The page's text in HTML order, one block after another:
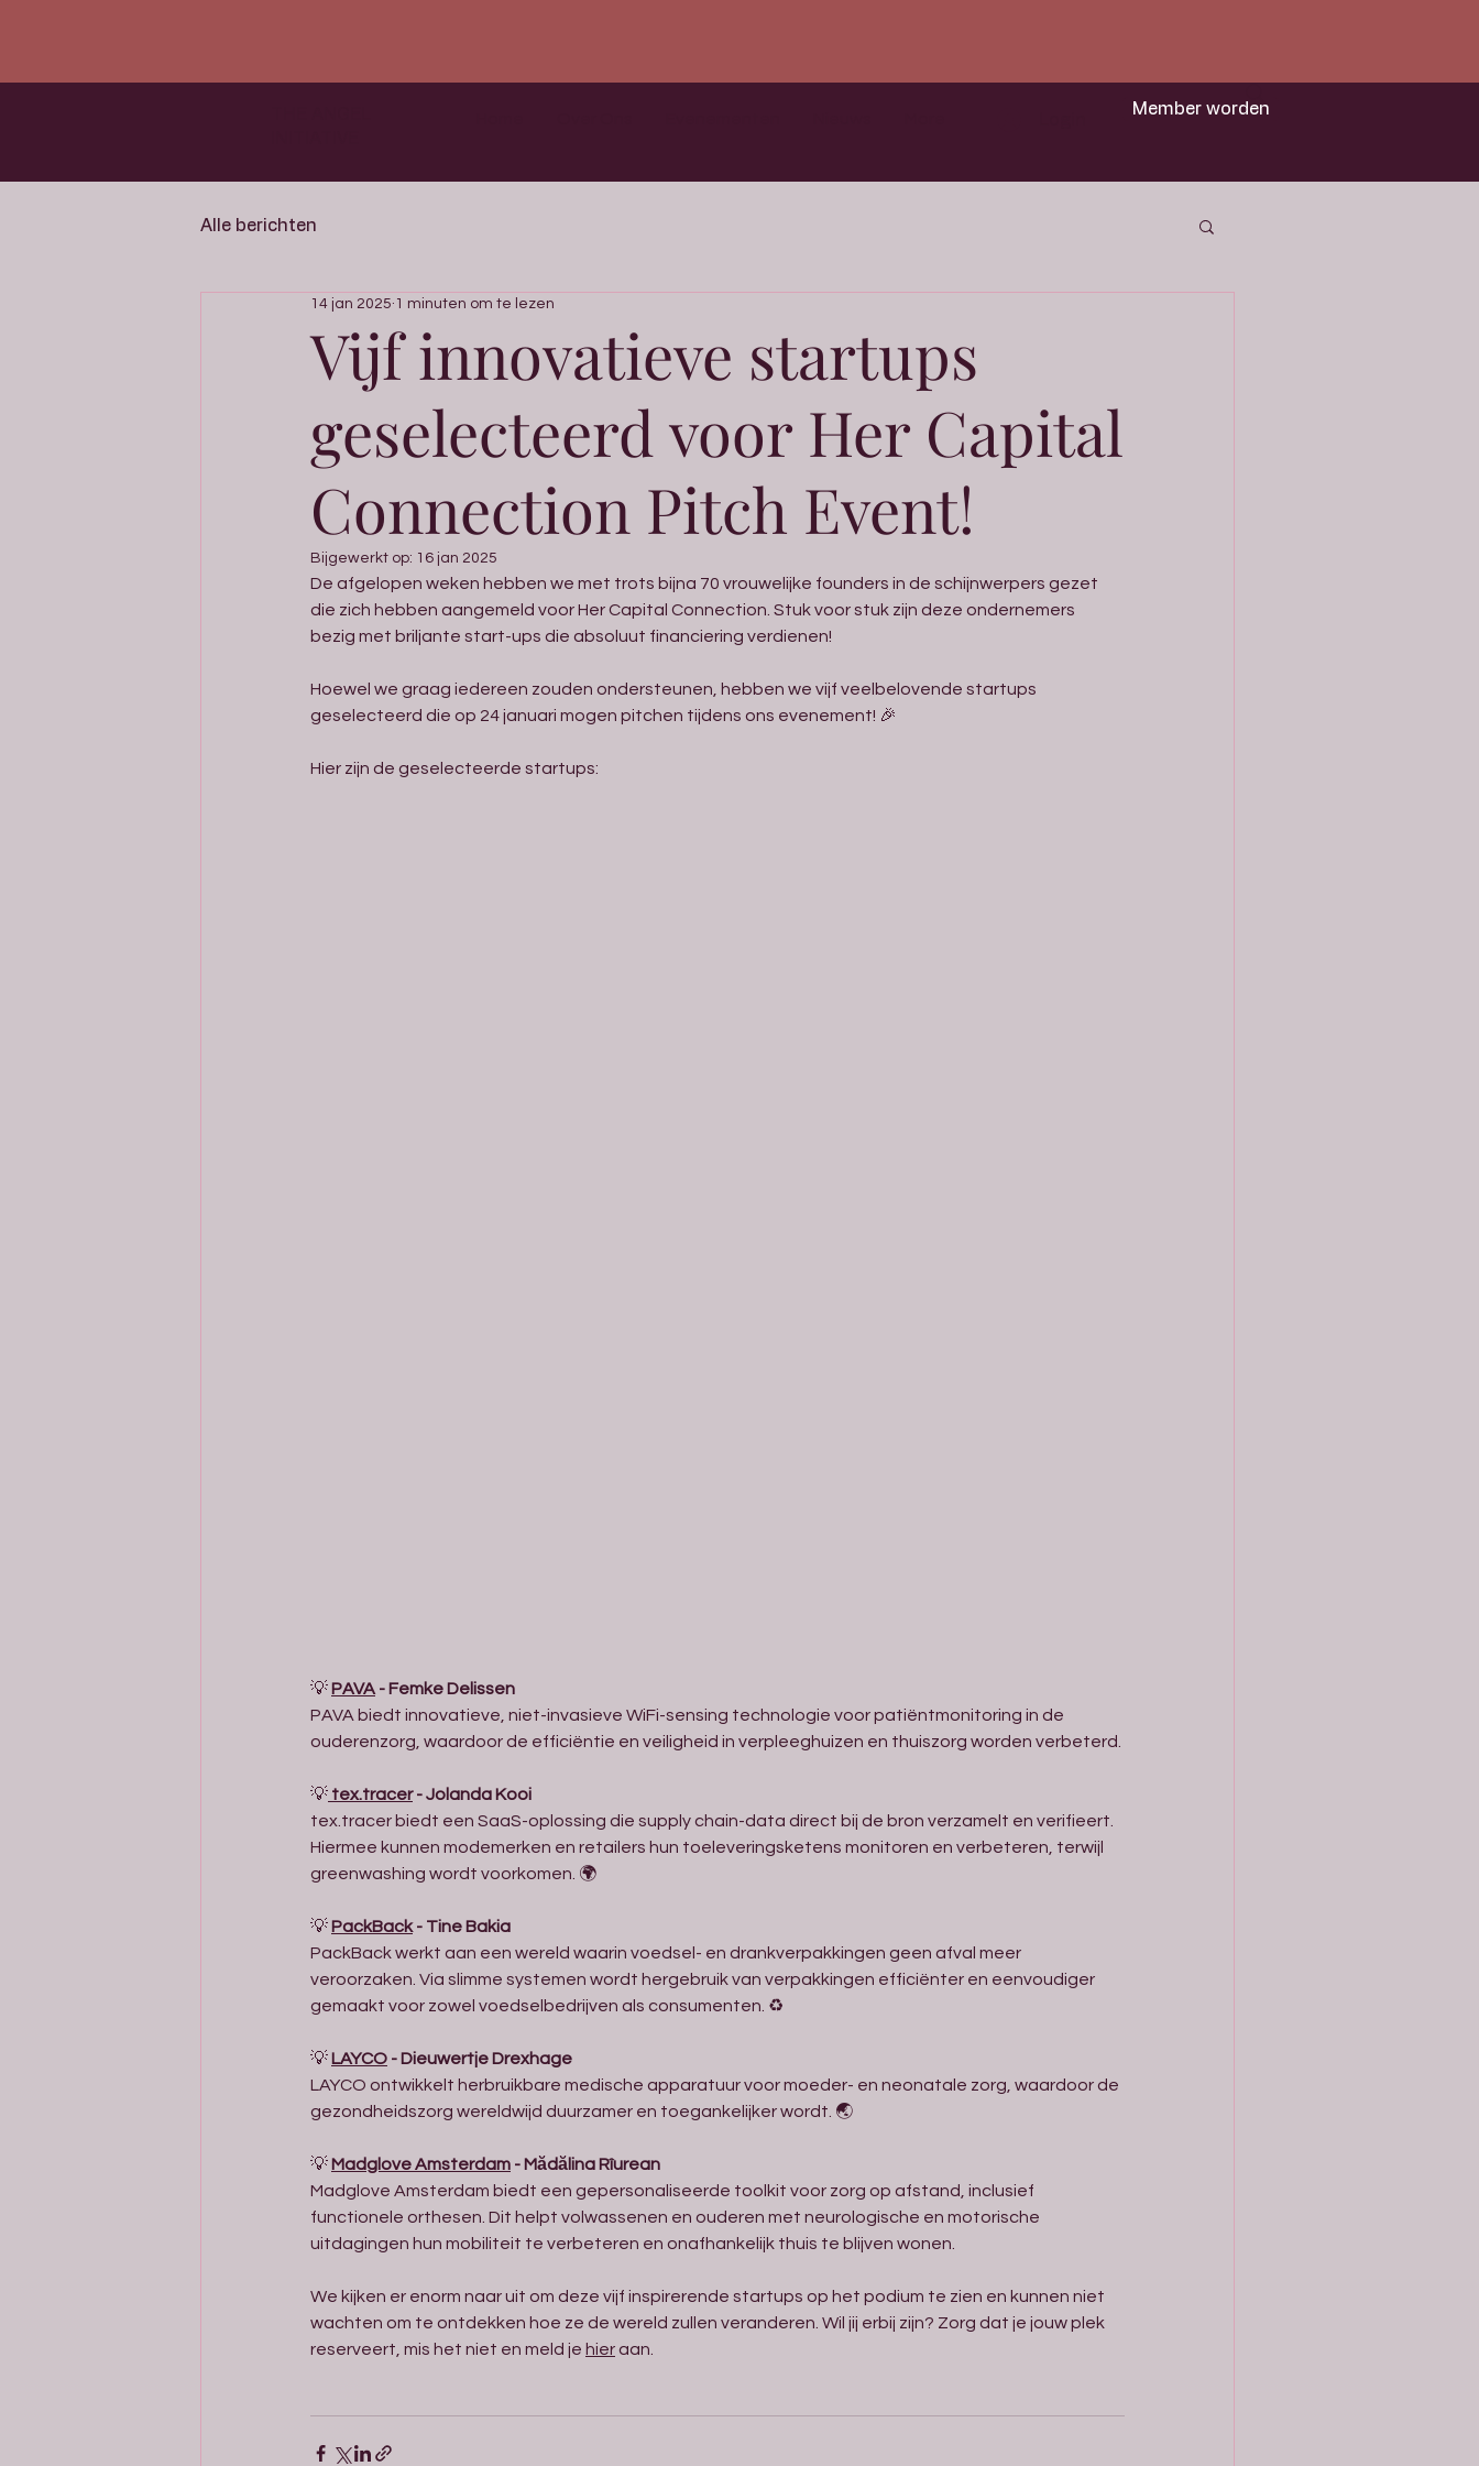
Member worden
Alle berichten
Vijf innovatieve startups
geselecteerd voor Her Capital
Connection Pitch Event!
14 jan 2025 1 minuten om te lezen
Bijgewerkt op: 16 jan 2025
De afgelopen weken hebben we met trots bijna 70 vrouwelijke founders in de schijnwerpers gezet
die zich hebben aangemeld voor Her Capital Connection. Stuk voor stuk zijn deze ondernemers
bezig met briljante start-ups die absoluut financiering verdienen!
Hoewel we graag iedereen zouden ondersteunen, hebben we vijf veelbelovende startups
geselecteerd die op 24 januari mogen pitchen tijdens ons evenement! 🎉
Hier zijn de geselecteerde startups:
💡 PAVA - Femke Delissen
PAVA biedt innovatieve, niet-invasieve WiFi-sensing technologie voor patiëntmonitoring in de
ouderenzorg, waardoor de efficiëntie en veiligheid in verpleeghuizen en thuiszorg worden verbeterd.
💡 tex.tracer - Jolanda Kooi
tex.tracer biedt een SaaS-oplossing die supply chain-data direct bij de bron verzamelt en verifieert.
Hiermee kunnen modemerken en retailers hun toeleveringsketens monitoren en verbeteren, terwijl
greenwashing wordt voorkomen. 🌍
💡 PackBack - Tine Bakia
PackBack werkt aan een wereld waarin voedsel- en drankverpakkingen geen afval meer
veroorzaken. Via slimme systemen wordt hergebruik van verpakkingen efficiënter en eenvoudiger
gemaakt voor zowel voedselbedrijven als consumenten. ♻️
💡 LAYCO - Dieuwertje Drexhage
LAYCO ontwikkelt herbruikbare medische apparatuur voor moeder- en neonatale zorg, waardoor de
gezondheidszorg wereldwijd duurzamer en toegankelijker wordt. 🌏
💡 Madglove Amsterdam - Mădălina Rîurean
Madglove Amsterdam biedt een gepersonaliseerde toolkit voor zorg op afstand, inclusief
functionele orthesen. Dit helpt volwassenen en ouderen met neurologische en motorische
uitdagingen hun mobiliteit te verbeteren en onafhankelijk thuis te blijven wonen.
We kijken er enorm naar uit om deze vijf inspirerende startups op het podium te zien en kunnen niet
wachten om te ontdekken hoe ze de wereld zullen veranderen. Wil jij erbij zijn? Zorg dat je jouw plek
reserveert, mis het niet en meld je hier aan.